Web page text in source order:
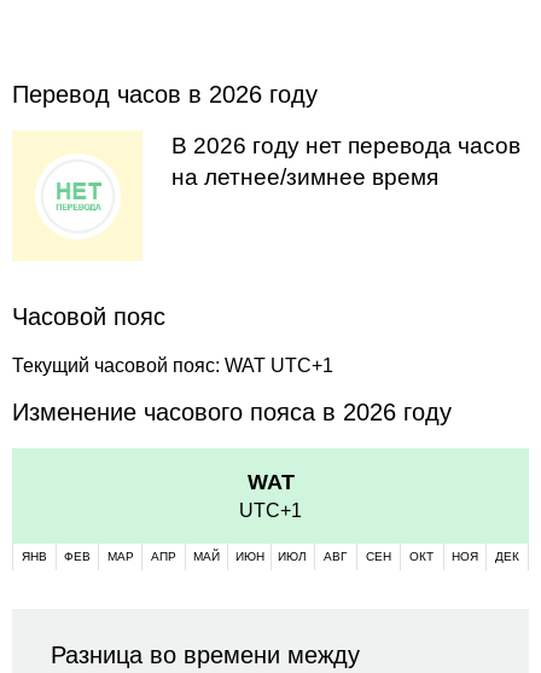
Перевод часов в 2026 году
В 2026 году нет перевода часов
на летнее/зимнее время
Часовой пояс
Текущий часовой пояс: WAT UTC+1
Изменение часового пояса в 2026 году
WAT
UTC+1
ЯНВ ФЕВ МАР АПР МАЙ ИЮН ИЮЛ АВГ СЕН ОКТ НОЯ ДЕК
Разница во времени между